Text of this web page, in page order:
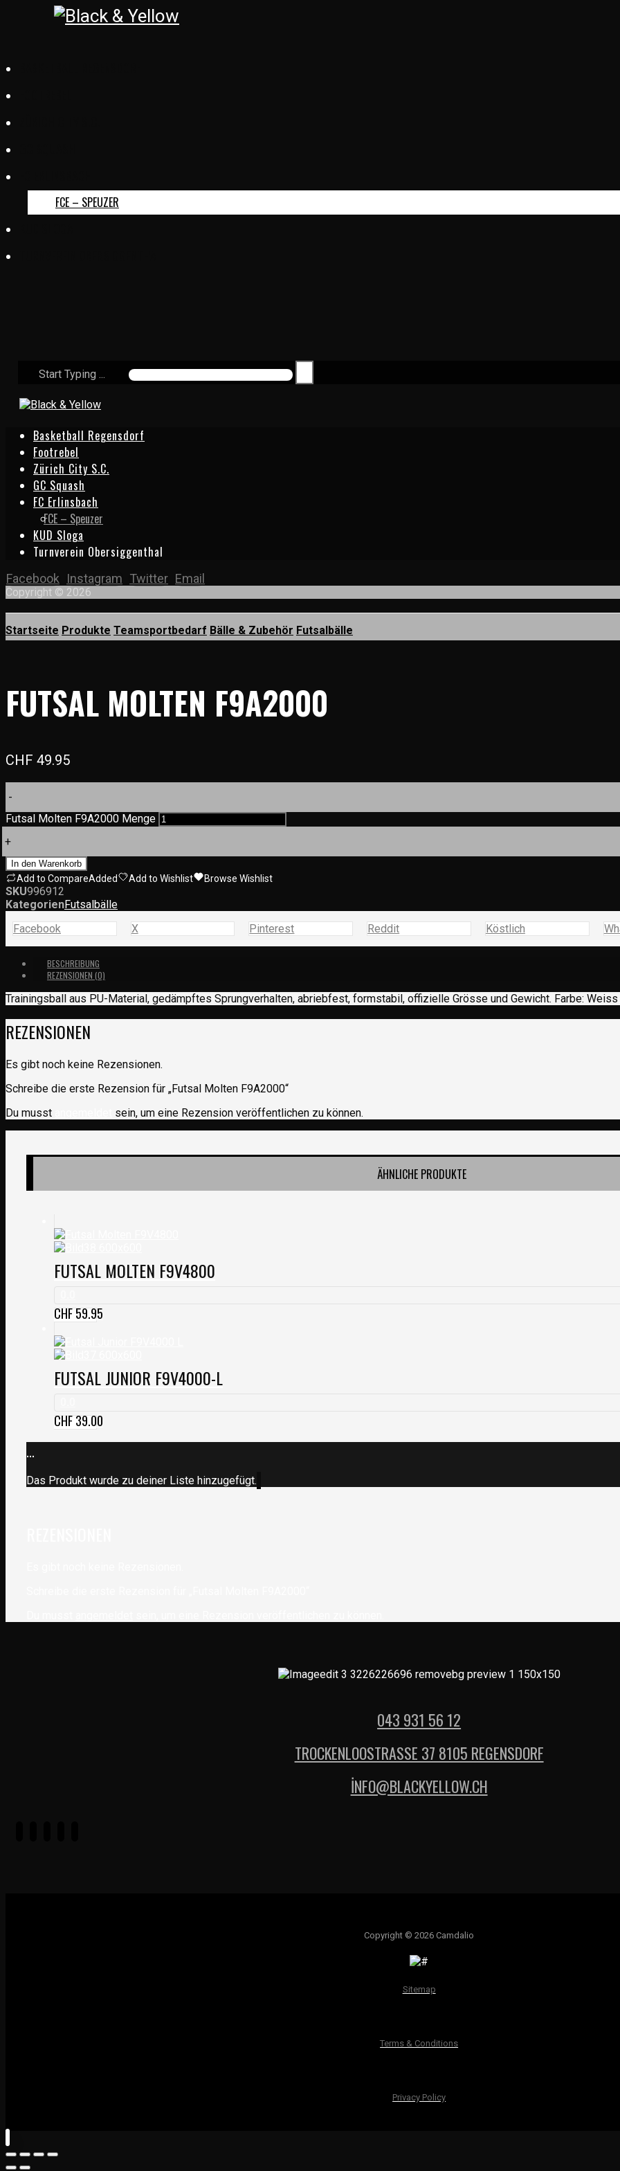
FCE – SPEUZER
Start Typing ...
Basketball Regensdorf
Footrebel
Zürich City S.C.
GC Squash
FC Erlinsbach
FCE – Speuzer
KUD Sloga
Turnverein Obersiggenthal
Facebook Instagram Twitter Email
Copyright © 2026
Startseite Produkte Teamsportbedarf Bälle & Zubehör Futsalbälle
FUTSAL MOLTEN F9A2000
CHF 49.95
-
Futsal Molten F9A2000 Menge
+
In den Warenkorb
Add to CompareAdded Add to Wishlist Browse Wishlist
SKU996912
KategorienFutsalbälle
Facebook
X Pinterest Reddit Köstlich
BESCHREIBUNG
REZENSIONEN (0)
Trainingsball aus PU-Material, gedämpftes Sprungverhalten, abriebfest, formstabil, offizielle Grösse und Gewicht. Farbe:
REZENSIONEN
Es gibt noch keine Rezensionen.
Schreibe die erste Rezension für „Futsal Molten F9A2000“
Du musst
sein, um eine Rezension veröffentlichen zu können.
ÄHNLICHE PRODUKTE
FUTSAL MOLTEN F9V4800
CHF59.95
FUTSAL JUNIOR F9V4000-L
CHF39.00
...
Das Produkt wurde zu deiner Liste hinzugefügt.
043 931 56 12
TROCKENLOOSTRASSE 37 8105 REGENSDORF
İNFO@BLACKYELLOW.CH
Copyright © 2026 Camdalio
Sitemap
Terms & Conditions
Privacy Policy